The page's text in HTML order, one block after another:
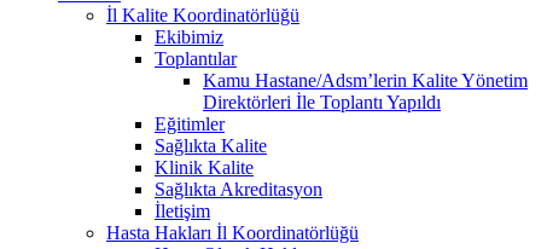
İl Kalite Koordinatörlüğü
Ekibimiz
Toplantılar
Kamu Hastane/Adsm’lerin Kalite Yönetim
Direktörleri İle Toplantı Yapıldı
Eğitimler
Sağlıkta Kalite
Klinik Kalite
Sağlıkta Akreditasyon
İletişim
Hasta Hakları İl Koordinatörlüğü